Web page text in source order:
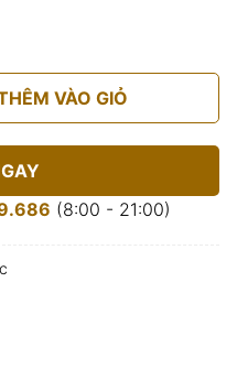
VÀO GIỎ
(8:00 - 21:00)